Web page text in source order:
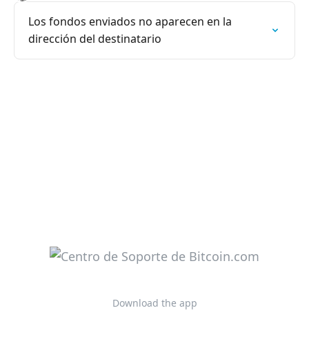
Los fondos enviados no aparecen en la
dirección del destinatario
Download the app